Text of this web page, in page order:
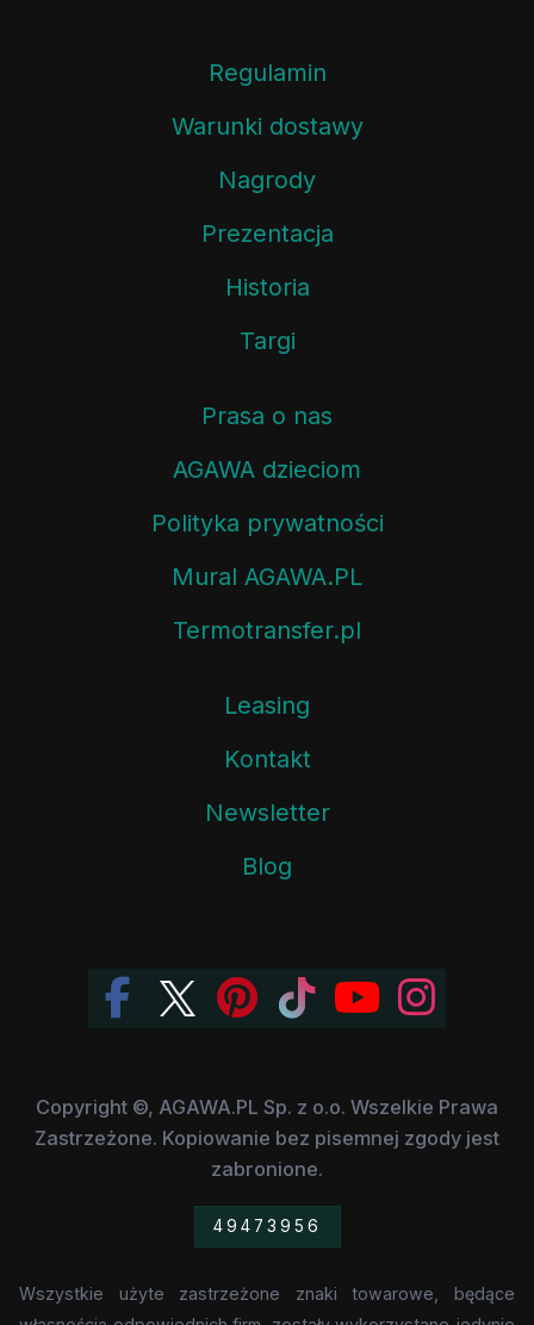
Regulamin
Warunki dostawy
Nagrody
Prezentacja
Historia
Targi
Prasa o nas
AGAWA dzieciom
Polityka prywatności
Mural AGAWA.PL
Termotransfer.pl
Leasing
Kontakt
Newsletter
Blog
Copyright ©, AGAWA.PL Sp. z o.o. Wszelkie Prawa
Zastrzeżone. Kopiowanie bez pisemnej zgody jest
zabronione.
49473956
Wszystkie użyte zastrzeżone znaki towarowe, będące